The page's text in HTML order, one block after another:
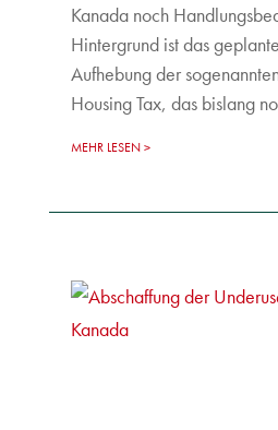
Kanada noch
Hintergrund ist das
Aufhebung der
Housing Tax, das bislang
MEHR LESEN